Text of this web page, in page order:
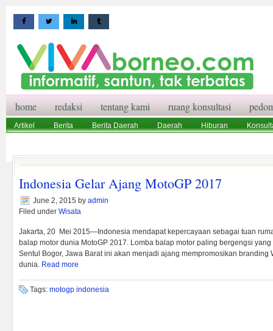
home redaksi tentang kami ruang konsultasi
Artikel Berita Berita Daerah Daerah Hiburan
Indonesia Gelar Ajang MotoGP 2017
June 2, 2015 by admin
Filed under Wisata
Jakarta, 20 Mei 2015—Indonesia mendapat kepercayaan sebagai tuan
balap motor dunia MotoGP 2017. Lomba balap motor paling bergengsi
Sentul Bogor, Jawa Barat ini akan menjadi ajang mempromosikan branding
dunia. Read more
Tags: motogp indonesia